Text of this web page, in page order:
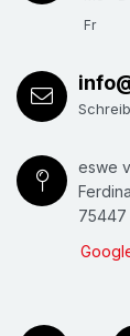
Fr
eswe
75447